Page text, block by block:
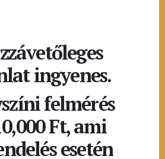
ingyenes.
felmérés
Ft, ami
esetén